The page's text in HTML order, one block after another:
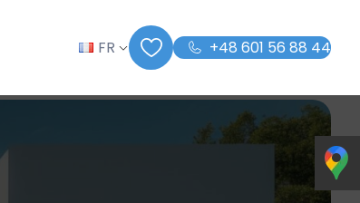
FR +48 601 56 88 44